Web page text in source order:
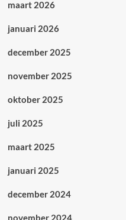
maart 2026
januari 2026
december 2025
november 2025
oktober 2025
juli 2025
maart 2025
januari 2025
december 2024
november 2024